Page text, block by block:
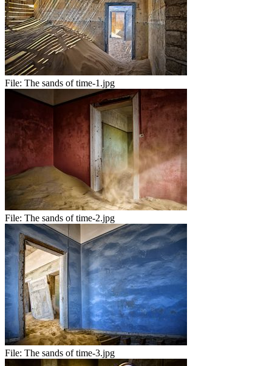
File: The sands of time-1.jpg
File: The sands of time-2.jpg
File: The sands of time-3.jpg